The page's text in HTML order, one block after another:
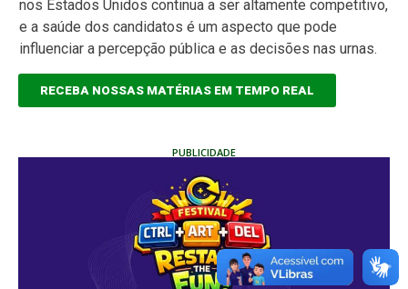
nos Estados Unidos continua a ser altamente competitivo,
e a saúde dos candidatos é um aspecto que pode
influenciar a percepção pública e as decisões nas urnas.
RECEBA NOSSAS MATÉRIAS EM TEMPO REAL
PUBLICIDADE